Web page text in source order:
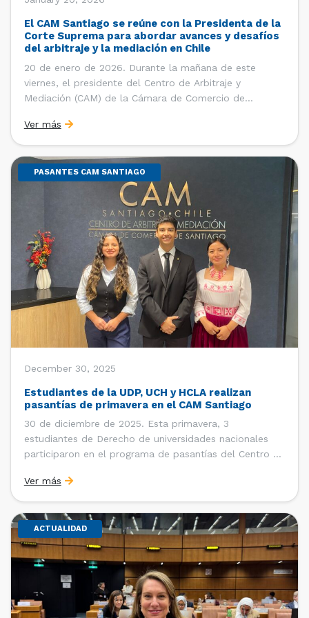
El CAM Santiago se reúne con la Presidenta de la
Corte Suprema para abordar avances y desafíos
del arbitraje y la mediación en Chile
20 de enero de 2026. Durante la mañana de este
viernes, el presidente del Centro de Arbitraje y
Mediación (CAM) de la Cámara de Comercio de
del CAM Santiago, Ximena Vial; y el gerente general de
la CCS, Carlos Soublette, sostuvieron un encuentro […]
Ver más
PASANTES CAM SANTIAGO
December 30, 2025
Estudiantes de la UDP, UCH y HCLA realizan
pasantías de primavera en el CAM Santiago
30 de diciembre de 2025. Esta primavera, 3
estudiantes de Derecho de universidades nacionales
participaron en el programa de pasantías del Centro de
de Santiago (CCS). Entre el 3 de noviembre y el 30 de
diciembre realizaron su pasantía Ingrid Ivania […]
Ver más
ACTUALIDAD